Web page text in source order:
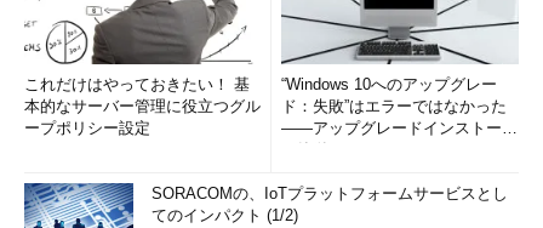
これだけはやっておきたい！ 基
本的なサーバー管理に役立つグル
ープポリシー設定
“Windows 10へのアップグレー
ド：失敗”はエラーではなかった
――アップグレードインストール
SORACOMの、IoTプラットフォームサービスとし
てのインパクト (1/2)